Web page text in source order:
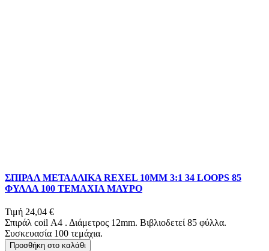
ΣΠΙΡΑΛ ΜΕΤΑΛΛΙΚΑ REXEL 10MM 3:1 34 LOOPS 85
ΦΥΛΛΑ 100 ΤΕΜΑΧΙΑ ΜΑΥΡΟ
Τιμή 24,04 €
Σπιράλ coil Α4 . Διάμετρος 12mm. Βιβλιοδετεί 85 φύλλα.
Συσκευασία 100 τεμάχια.
Προσθήκη στο καλάθι